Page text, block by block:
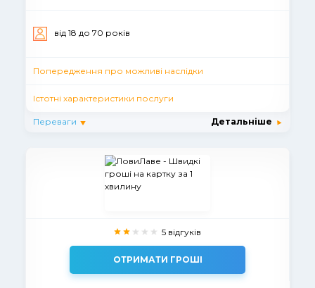
вiд 18 до 70 рокiв
Попередження про можливі наслідки
Істотні характеристики послуги
Переваги Детальніше
5 відгуків
ОТРИМАТИ ГРОШІ